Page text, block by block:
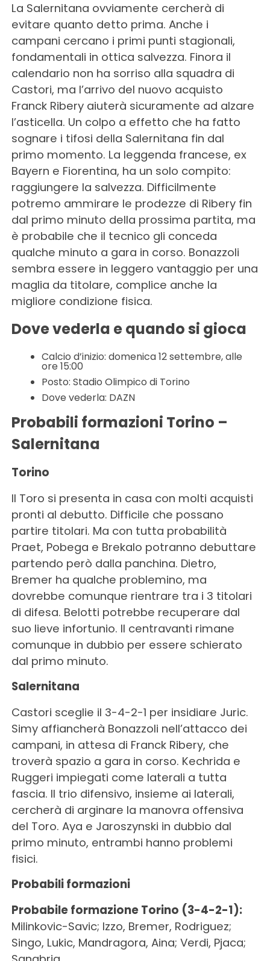
La Salernitana ovviamente cercherà di
evitare quanto detto prima. Anche i
campani cercano i primi punti stagionali,
fondamentali in ottica salvezza. Finora il
calendario non ha sorriso alla squadra di
Castori, ma l’arrivo del nuovo acquisto
Franck Ribery aiuterà sicuramente ad alzare
l’asticella. Un colpo a effetto che ha fatto
sognare i tifosi della Salernitana fin dal
primo momento. La leggenda francese, ex
Bayern e Fiorentina, ha un solo compito:
raggiungere la salvezza. Difficilmente
potremo ammirare le prodezze di Ribery fin
dal primo minuto della prossima partita, ma
è probabile che il tecnico gli conceda
qualche minuto a gara in corso. Bonazzoli
sembra essere in leggero vantaggio per una
maglia da titolare, complice anche la
migliore condizione fisica.
Dove vederla e quando si gioca
Calcio d’inizio: domenica 12 settembre, alle
ore 15:00
Posto: Stadio Olimpico di Torino
Dove vederla: DAZN
Probabili formazioni Torino –
Salernitana
Torino
Il Toro si presenta in casa con molti acquisti
pronti al debutto. Difficile che possano
partire titolari. Ma con tutta probabilità
Praet, Pobega e Brekalo potranno debuttare
partendo però dalla panchina. Dietro,
Bremer ha qualche problemino, ma
dovrebbe comunque rientrare tra i 3 titolari
di difesa. Belotti potrebbe recuperare dal
suo lieve infortunio. Il centravanti rimane
comunque in dubbio per essere schierato
dal primo minuto.
Salernitana
Castori sceglie il 3-4-2-1 per insidiare Juric.
Simy affiancherà Bonazzoli nell’attacco dei
campani, in attesa di Franck Ribery, che
troverà spazio a gara in corso. Kechrida e
Ruggeri impiegati come laterali a tutta
fascia. Il trio difensivo, insieme ai laterali,
cercherà di arginare la manovra offensiva
del Toro. Aya e Jaroszynski in dubbio dal
primo minuto, entrambi hanno problemi
fisici.
Probabili formazioni
Probabile formazione Torino (3-4-2-1):
Milinkovic-Savic; Izzo, Bremer, Rodriguez;
Singo, Lukic, Mandragora, Aina; Verdi, Pjaca;